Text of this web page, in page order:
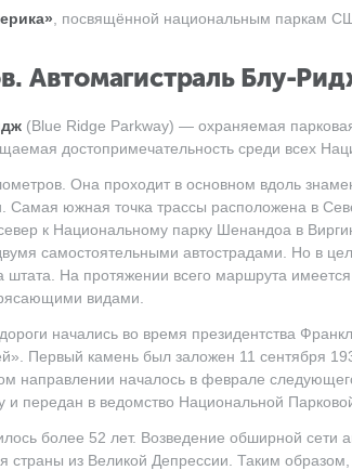
, посвящённой национальным паркам
Автомагистраль Блу-
(Blue Ridge Parkway) — охраняемая
достопримечательность среди всех
Она проходит в основном вдоль
Самая южная точка трассы расположена в
к Национальному парку Шенандоа в
самостоятельными автострадами. Но в
На протяжении всего маршрута
видами.
начались во время президентства
Первый камень был заложен 11 сентября
направлении началось в феврале
и передан в ведомство Национальной
более 52 лет. Возведение обширной
страны из Великой Депрессии. Таким